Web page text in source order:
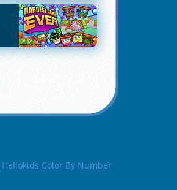
Hellokids Color By Number